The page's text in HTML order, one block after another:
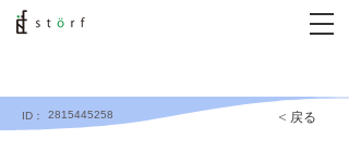
ID： 2815445258 < 戻る